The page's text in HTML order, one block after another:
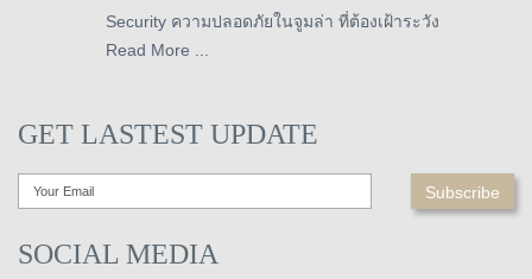
Security ความปลอดภัยในจูมล่า ที่ต้องเฝ้าระวัง
Read More ...
GET LASTEST UPDATE
SOCIAL MEDIA